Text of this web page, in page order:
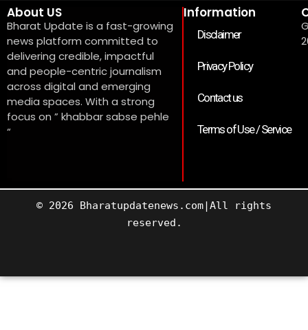
About US
Bharat Update is a fast-growing
news platform committed to
delivering credible, impactful
and people-centric journalism
across digital and emerging
media spaces. With a strong
focus on ” khabbar sabse pehle
“
Information
Disclaimer
Privacy Policy
Contact us
Terms of Use / Service
© 2026 Bharatupdatenews.com|All rights
reserved.